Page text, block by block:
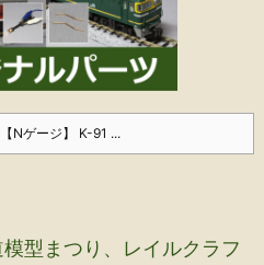
【Nゲージ】 K-91 ...
模型まつり、レイルクラフ